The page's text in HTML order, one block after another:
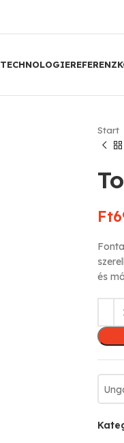
TECHNOLOGIEREFERENZ
Start
Ft
és